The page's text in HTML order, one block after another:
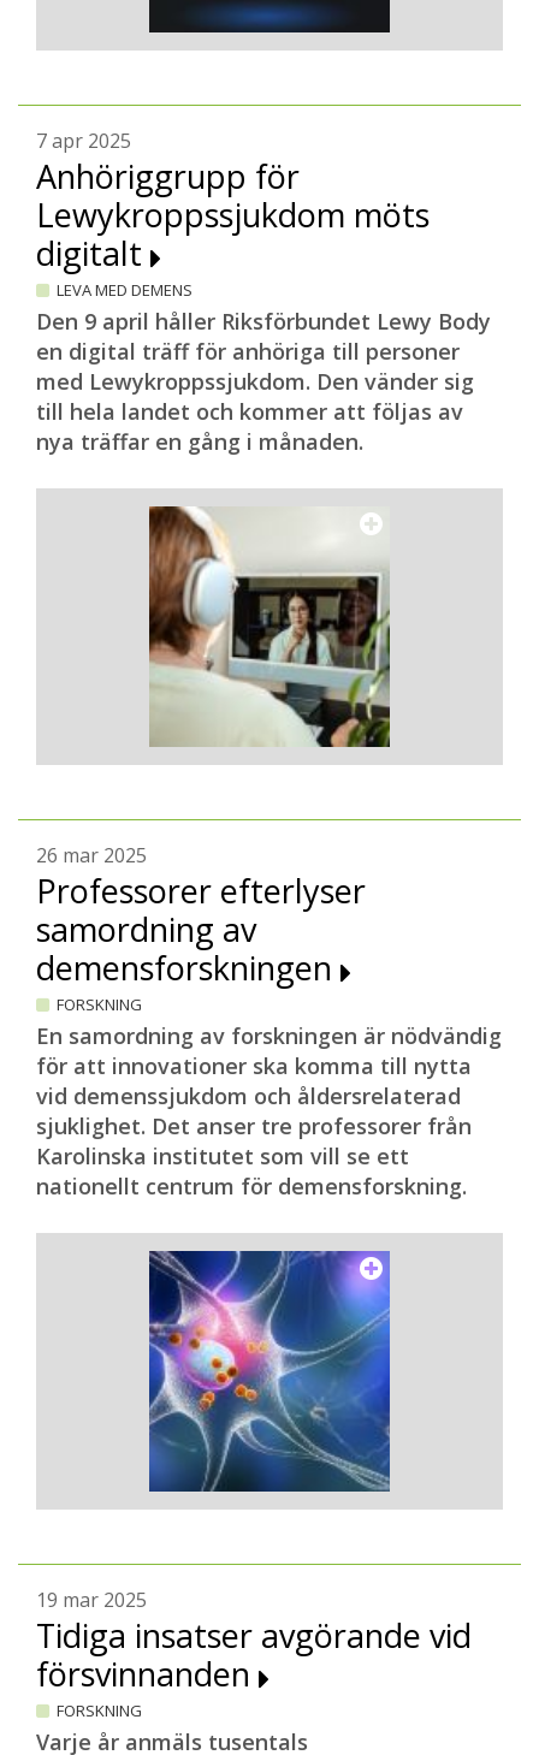
7 apr 2025
Anhöriggrupp för
Lewykroppssjukdom möts
digitalt
LEVA MED DEMENS
Den 9 april håller Riksförbundet Lewy Body
en digital träff för anhöriga till personer
med Lewykroppssjukdom. Den vänder sig
till hela landet och kommer att följas av
nya träffar en gång i månaden.
26 mar 2025
Professorer efterlyser
samordning av
demensforskningen
FORSKNING
En samordning av forskningen är nödvändig
för att innovationer ska komma till nytta
vid demenssjukdom och åldersrelaterad
sjuklighet. Det anser tre professorer från
Karolinska institutet som vill se ett
nationellt centrum för demensforskning.
19 mar 2025
Tidiga insatser avgörande vid
försvinnanden
FORSKNING
Varje år anmäls tusentals